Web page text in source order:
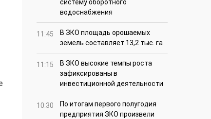
систему оборотного
водоснабжения
11:45
В ЗКО площадь орошаемых
земель составляет 13,2 тыс. га
11:15
В ЗКО высокие темпы роста
зафиксированы в
инвестиционной деятельности
10:30
По итогам первого полугодия
предприятия ЗКО произвели